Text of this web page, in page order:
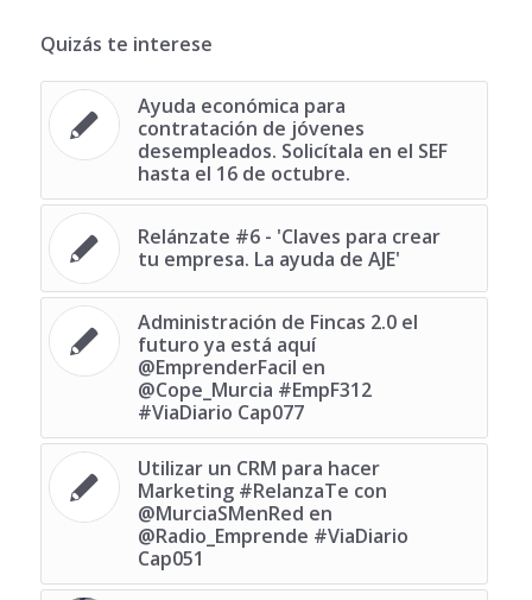
Quizás te interese
Ayuda económica para
contratación de jóvenes
desempleados. Solicítala en el SEF
hasta el 16 de octubre.
Relánzate #6 - 'Claves para crear
tu empresa. La ayuda de AJE'
Administración de Fincas 2.0 el
futuro ya está aquí
@EmprenderFacil en
@Cope_Murcia #EmpF312
#ViaDiario Cap077
Utilizar un CRM para hacer
Marketing #RelanzaTe con
@MurciaSMenRed en
@Radio_Emprende #ViaDiario
Cap051